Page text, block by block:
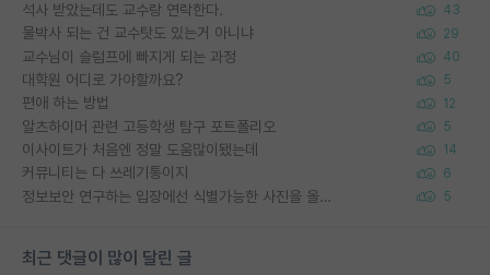
석사 받았는데도 교수랑 연락한다. 43
물박사 되는 건 교수탓도 있는거 아니냐 29
교수님이 슬럼프에 빠지게 되는 과정 40
대학원 어디로 가야할까요? 5
편애 하는 방법 12
알츠하이머 관련 고등학생 탐구 포트폴리오 5
이사이트가 처음엔 정말 도움많이됐는데 14
커뮤니티는 다 쓰레기통이지 6
정보보안 연구하는 입장에선 식별가능한 사진을 올리는건 비추이긴함 5
최근 댓글이 많이 달린 글